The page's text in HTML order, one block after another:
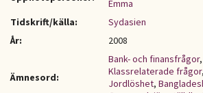
Emma
Tidskrift/källa:
Sydasien
År:
2008
Ämnesord:
Bank- och finansfrågor,
Klassrelaterade frågor,
Jordlöshet,